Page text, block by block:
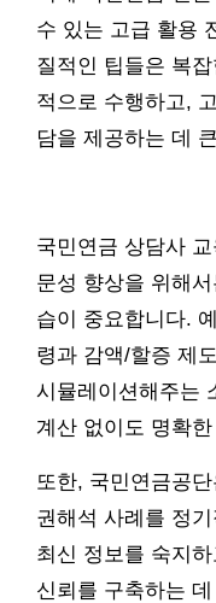
수 있는 고급 활용
질적인 팁들은 복
적으로 수행하고,
담을 제공하는 데
국민연금 상담사
문성 향상을 위해
습이 중요합니다.
령과 감액/할증 제
시뮬레이션해주는
계산 없이도 명확
또한, 국민연금공
권해석 사례를 정
최신 정보를 숙지
신뢰를 구축하는